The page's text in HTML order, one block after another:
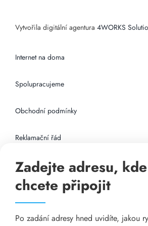
Vytvořila digitální agentura 4WORKS
Internet na doma
Spolupracujeme
Obchodní podmínky
Reklamační řád
Připojení k internetu
Odkazy
Katalog A-seznam.cz
Zadejte adresu,
chcete připojit
Po zadání adresy hned uvidíte, jakou